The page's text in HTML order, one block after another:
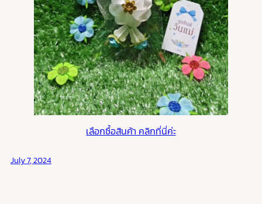
เลือกซื้อสินค้า คลิกที่นี่ค่ะ
July 7, 2024